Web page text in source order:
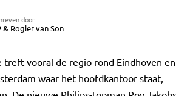
door
& Rogier van Son
treft vooral de regio rond Eindhoven en
waar het hoofdkantoor staat,